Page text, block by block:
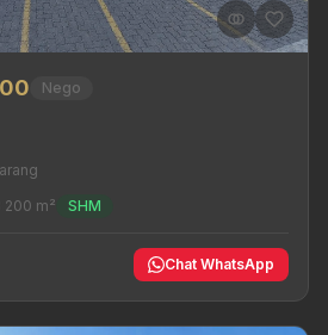
Nego
200 m² SHM
Chat WhatsApp